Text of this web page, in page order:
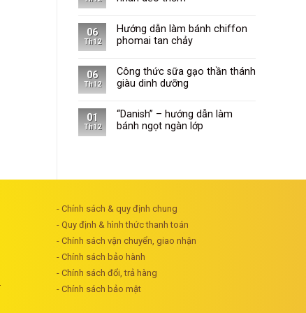
06
Th12
Hướng dẫn làm bánh chiffon
phomai tan chảy
06
Th12
Công thức sữa gạo thần thánh
giàu dinh dưỡng
01
Th12
“Danish” – hướng dẫn làm
bánh ngọt ngàn lớp
- Chính sách & quy định chung
- Quy định & hình thức thanh toán
- Chính sách vận chuyển, giao nhận
- Chính sách bảo hành
- Chính sách đổi, trả hàng
- Chính sách bảo mật